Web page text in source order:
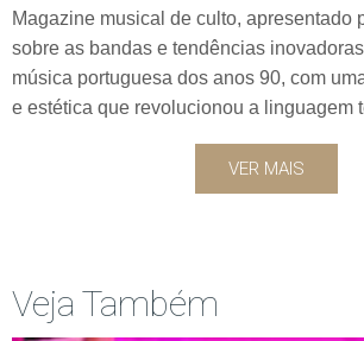
Magazine musical de culto, apresentado
sobre as bandas e tendências
música portuguesa dos anos 90, com
e estética que revolucionou a linguagem
VER MAIS
Veja Também